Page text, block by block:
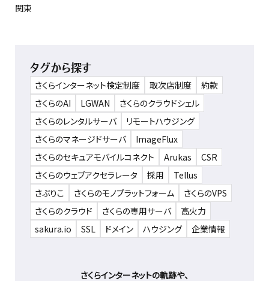
関東
タグから探す
さくらインターネット検定制度 取次店制度
約款
さくらのAI
LGWAN
さくらのクラウドシェル
さくらのレンタルサーバ
リモートハウジング
さくらのマネージドサーバ
ImageFlux
さくらのセキュアモバイルコネクト
Arukas
CSR
さくらのウェブアクセラレータ
採用
Tellus
さぶりこ
さくらのモノプラットフォーム
さくらのVPS
さくらのクラウド
さくらの専用サーバ
高火力
sakura.io
SSL ドメイン ハウジング 企業情報
さくらインターネットの軌跡や、